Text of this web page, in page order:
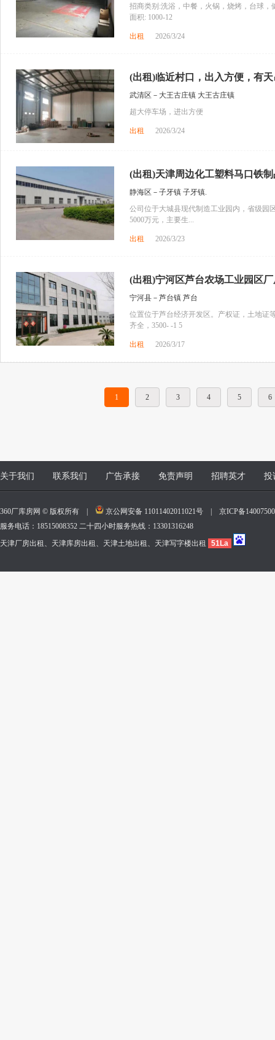
招商类别:洗浴，中餐，火锅，烧烤，台球
面积: 1000-12
出租 2026/3/24
(出租)临近村口，出入方便，有
武清区－大王古庄镇 大王古庄镇
超大停车场，进出方便
出租 2026/3/24
(出租)天津周边化工塑料马口铁
静海区－子牙镇 子牙镇.
公司位于大城县现代制造工业园内，省级园
5000万元，主要生...
出租 2026/3/23
(出租)宁河区芦台农场工业园区
宁河县－芦台镇 芦台
位置位于芦台经济开发区。产权证，土地证
齐全，3500- -1 5
出租 2026/3/17
1 2 3 4 5 6
关于我们 联系我们 广告承接 免责声明 招聘英才 投
360厂库房网 © 版权所有 | 京公网安备 11011402011021号
京ICP备
服务电话：18515008352 二十四小时服务热线：13301316248
天津厂房出租、天津库房出租、天津土地出租、天津写字楼出租
51La